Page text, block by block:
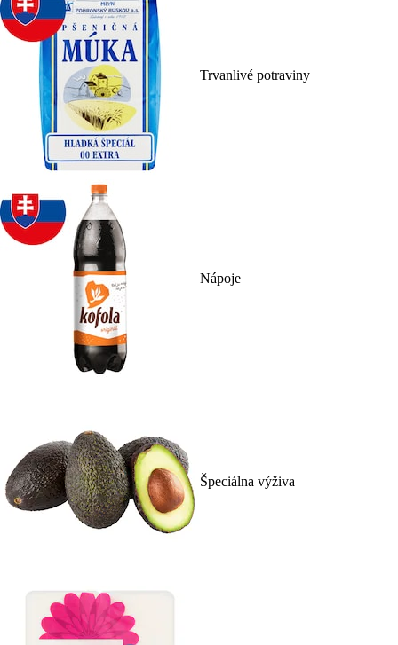
Trvanlivé potraviny
Nápoje
Špeciálna výživa